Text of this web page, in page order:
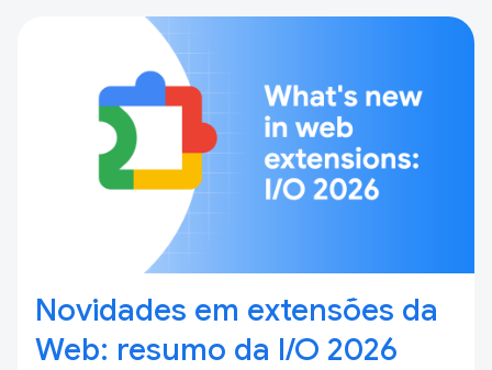
Novidades em extensões da
Web: resumo da I / O 2026